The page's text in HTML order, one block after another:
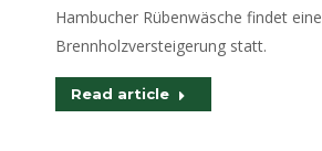
Hambucher Rübenwäsche findet eine
Brennholzversteigerung statt.
Read article